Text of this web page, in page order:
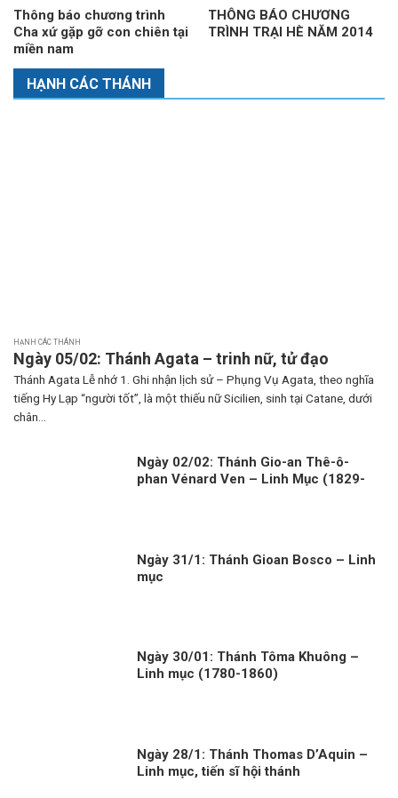
Thông báo chương trình
Cha xứ gặp gỡ con chiên tại
miền nam
THÔNG BÁO CHƯƠNG
TRÌNH TRẠI HÈ NĂM 2014
HẠNH CÁC THÁNH
HẠNH CÁC THÁNH
Ngày 05/02: Thánh Agata – trinh nữ, tử đạo
Thánh Agata Lễ nhớ 1. Ghi nhận lịch sử – Phụng Vụ Agata, theo nghĩa
tiếng Hy Lạp “người tốt”, là một thiếu nữ Sicilien, sinh tại Catane, dưới
chân...
Ngày 02/02: Thánh Gio-an Thê-ô-
phan Vénard Ven – Linh Mục (1829-
Ngày 31/1: Thánh Gioan Bosco – Linh
mục
Ngày 30/01: Thánh Tôma Khuông –
Linh mục (1780-1860)
Ngày 28/1: Thánh Thomas D’Aquin –
Linh mục, tiến sĩ hội thánh